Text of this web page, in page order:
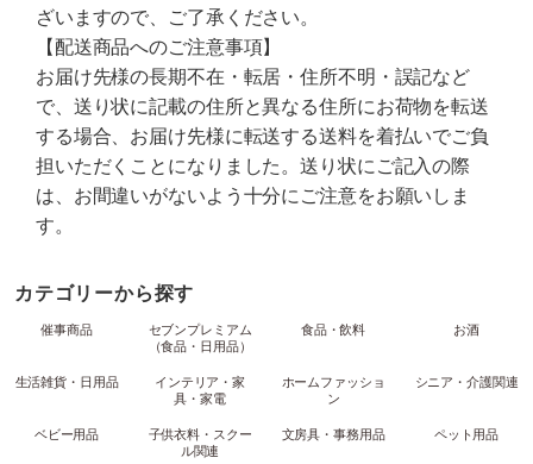
ざいますので、ご了承ください。
【配送商品へのご注意事項】
お届け先様の長期不在・転居・住所不明・誤記など
で、送り状に記載の住所と異なる住所にお荷物を転送
する場合、お届け先様に転送する送料を着払いでご負
担いただくことになりました。送り状にご記入の際
は、お間違いがないよう十分にご注意をお願いしま
す。
カテゴリーから探す
催事商品
セブンプレミアム
（食品・日用品）
食品・飲料 お酒
生活雑貨・日用品
インテリア・家
具・家電
ホームファッショ
ン
シニア・介護関連
ベビー用品
子供衣料・スクー
ル関連
文房具・事務用品 ペット用品